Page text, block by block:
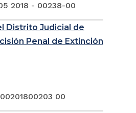
2018 - 00238-00
Distrito Judicial de
Penal de Extinción
00